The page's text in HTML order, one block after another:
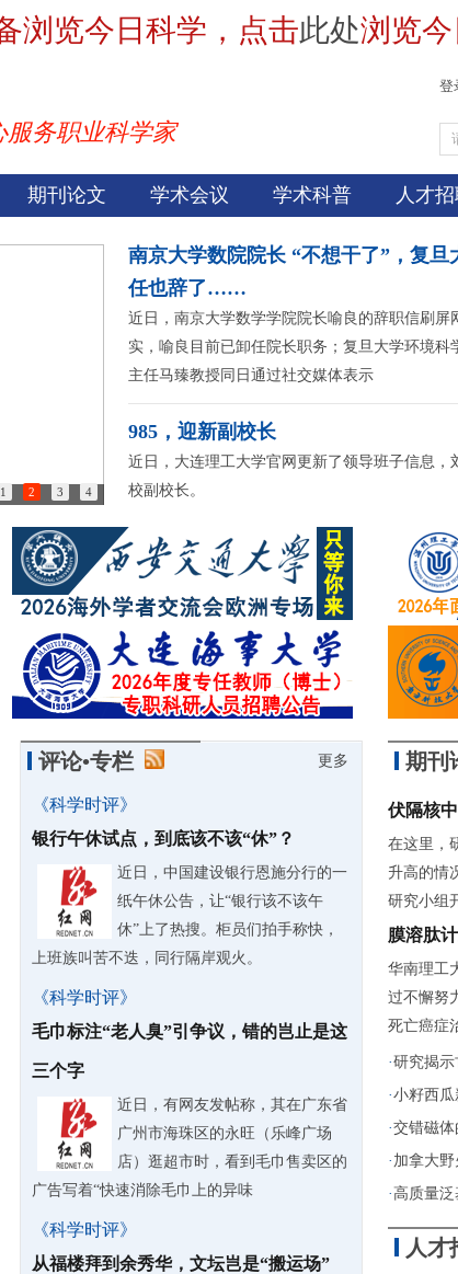
浏览今日科学，点击此处浏览今
服务职业科学家
登
期刊论文 学术会议 学术科普 人才
85岁诺奖得主：做学问简直是世界上最有趣的事情
1 2 3 4
南京大学数院院长 “不想干了”，复旦
任也辞了……
近日，南京大学数学学院院长喻良的辞职信刷屏
实，喻良目前已卸任院长职务；复旦大学环境科
主任马臻教授同日通过社交媒体表示
985，迎新副校长
近日，大连理工大学官网更新了领导班子信息，
校副校长。
评论•专栏 更多
《科学时评》
银行午休试点，到底该不该“休”？
近日，中国建设银行恩施分行的一
纸午休公告，让“银行该不该午
休”上了热搜。柜员们拍手称快，
上班族叫苦不迭，同行隔岸观火。
《科学时评》
毛巾标注“老人臭”引争议，错的岂止是这
三个字
近日，有网友发帖称，其在广东省
广州市海珠区的永旺（乐峰广场
店）逛超市时，看到毛巾售卖区的
广告写着“快速消除毛巾上的异味
《科学时评》
从福楼拜到余秀华，文坛岂是“搬运场”
期刊
伏隔核
在这里，
升高的情
研究小组
膜溶肽
华南理工
过不懈努
死亡癌症
·研究揭示
·小籽西
·交错磁
· 加拿大
· 高质量
人才